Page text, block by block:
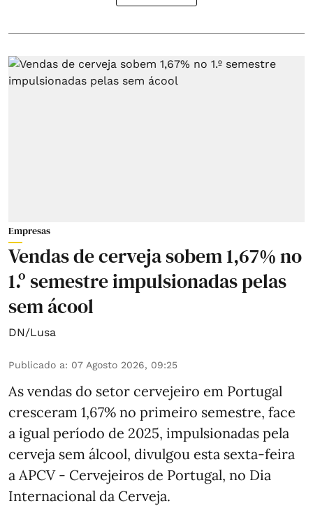
Empresas
Vendas de cerveja sobem 1,67% no
1.º semestre impulsionadas pelas
sem ácool
DN/Lusa
Publicado a: 07 Agosto 2026, 09:25
As vendas do setor cervejeiro em Portugal
cresceram 1,67% no primeiro semestre, face
a igual período de 2025, impulsionadas pela
cerveja sem álcool, divulgou esta sexta-feira
a APCV - Cervejeiros de Portugal, no Dia
Internacional da Cerveja.